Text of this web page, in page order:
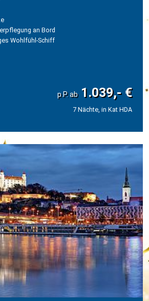
an Bord
Wohlfühl-Schiff
1.039,- €
7 Nächte, in Kat HDA